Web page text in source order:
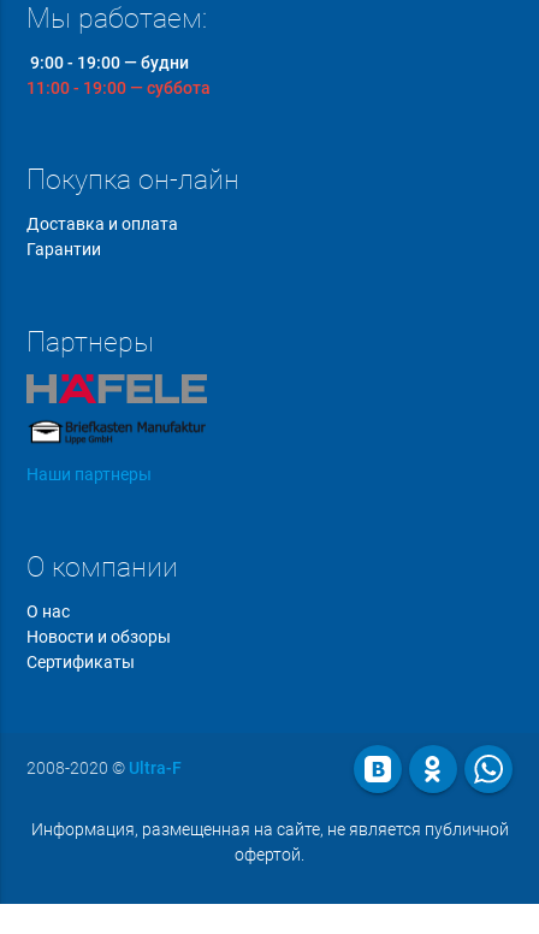
Мы работаем:
9:00 - 19:00 — будни
11:00 - 19:00 — суббота
Покупка он-лайн
Доставка и оплата
Гарантии
Партнеры
Наши партнеры
О компании
О нас
Новости и обзоры
Сертификаты
2008-2020 © Ultra-F
Информация, размещенная на сайте, не является публичной
офертой.